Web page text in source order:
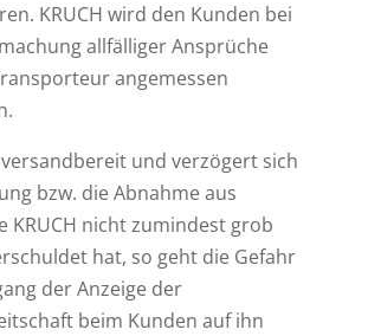
KRUCH wird den Kunden bei
allfälliger Ansprüche
angemessen
und verzögert sich
bzw. die Abnahme aus
KRUCH nicht zumindest grob
hat, so geht die Gefahr
der Anzeige der
beim Kunden auf ihn